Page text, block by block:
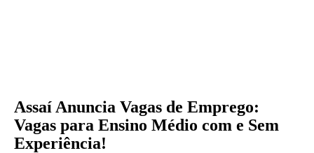
Assaí Anuncia Vagas de Emprego:
Vagas para Ensino Médio com e Sem
Experiência!